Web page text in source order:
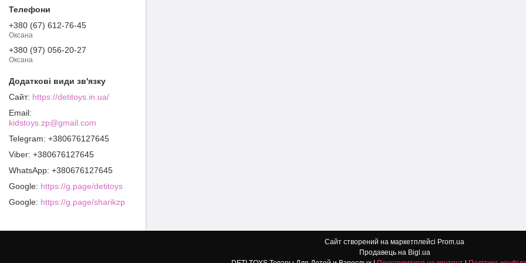
+380 (67) 612-76-45
Оксана
+380 (97) 056-20-27
Оксана
https://detitoys.in.ua/
kidstoys.zp@gmail.com
+380676127645
+380676127645
+380676127645
Google https://g.page/detitoys
Google https://g.page/sharikzp
Сайт створений на маркетплейсі Prom.ua
Продавець на Bigl.ua